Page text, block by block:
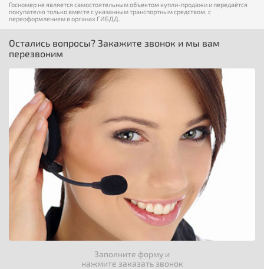
Госномер не является самостоятельным объектом купли-продажи и передаётся
покупателю только вместе с указанным транспортным средством, с
переоформлением в органах ГИБДД.
Остались вопросы? Закажите звонок и мы вам
перезвоним
Заполните форму и
нажмите заказать звонок